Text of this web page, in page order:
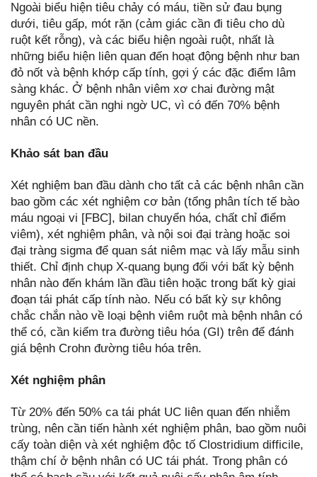
Ngoài biểu hiện tiêu chảy có máu, tiền sử đau bụng
dưới, tiêu gấp, mót rặn (cảm giác cần đi tiêu cho dù
ruột kết rỗng), và các biểu hiện ngoài ruột, nhất là
những biểu hiện liên quan đến hoạt động bệnh như ban
đỏ nốt và bệnh khớp cấp tính, gợi ý các đặc điểm lâm
sàng khác. Ở bệnh nhân viêm xơ chai đường mật
nguyên phát cần nghi ngờ UC, vì có đến 70% bệnh
nhân có UC nền.
Khảo sát ban đầu
Xét nghiệm ban đầu dành cho tất cả các bệnh nhân cần
bao gồm các xét nghiệm cơ bản (tổng phân tích tế bào
máu ngoại vi [FBC], bilan chuyển hóa, chất chỉ điểm
viêm), xét nghiệm phân, và nội soi đại tràng hoặc soi
đại tràng sigma để quan sát niêm mạc và lấy mẫu sinh
thiết. Chỉ định chụp X-quang bụng đối với bất kỳ bệnh
nhân nào đến khám lần đầu tiên hoặc trong bất kỳ giai
đoạn tái phát cấp tính nào. Nếu có bất kỳ sự không
chắc chắn nào về loại bệnh viêm ruột mà bệnh nhân có
thể có, cần kiểm tra đường tiêu hóa (GI) trên để đánh
giá bệnh Crohn đường tiêu hóa trên.
Xét nghiệm phân
Từ 20% đến 50% ca tái phát UC liên quan đến nhiễm
trùng, nên cần tiến hành xét nghiệm phân, bao gồm nuôi
cấy toàn diện và xét nghiệm độc tố Clostridium difficile,
thậm chí ở bệnh nhân có UC tái phát. Trong phân có